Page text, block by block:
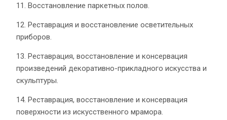
11. Восстановление паркетных полов.
12. Реставрация и восстановление осветительных
приборов.
13. Реставрация, восстановление и консервация
произведений декоративно-прикладного искусства и
скульптуры.
14. Реставрация, восстановление и консервация
поверхности из искусственного мрамора.